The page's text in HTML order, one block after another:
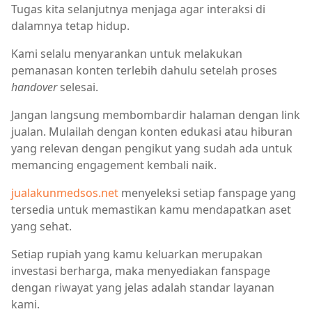
Tugas kita selanjutnya menjaga agar interaksi di
dalamnya tetap hidup.
Kami selalu menyarankan untuk melakukan
pemanasan konten terlebih dahulu setelah proses
handoverselesai.
Jangan langsung membombardir halaman dengan link
jualan. Mulailah dengan konten edukasi atau hiburan
yang relevan dengan pengikut yang sudah ada untuk
memancing engagement kembali naik.
jualakunmedsos.net menyeleksi setiap fanspage yang
tersedia untuk memastikan kamu mendapatkan aset
yang sehat.
Setiap rupiah yang kamu keluarkan merupakan
investasi berharga, maka menyediakan fanspage
dengan riwayat yang jelas adalah standar layanan
kami.